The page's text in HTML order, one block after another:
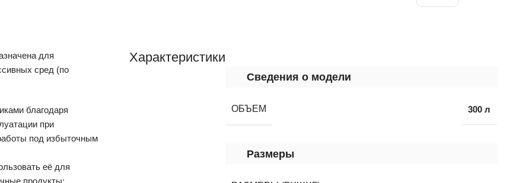
для
сред (по
благодаря
при
под избыточным
её для
продукты;
Характеристики
Сведения о модели
ОБЪЕМ 300 л
Размеры